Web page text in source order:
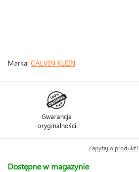
Marka: CALVIN KLEIN
Gwarancja
oryginalności
Zapytaj o produkt?
Dostępne w magazynie